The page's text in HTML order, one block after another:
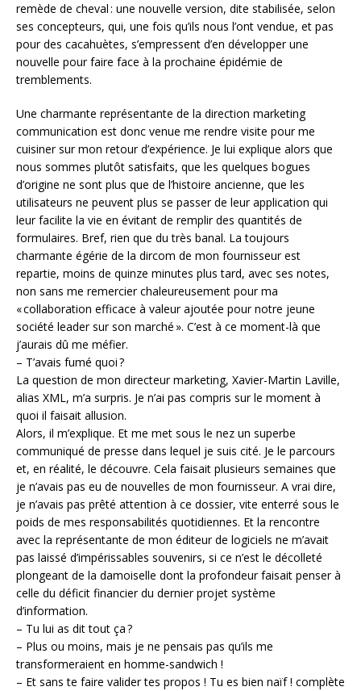
remède de cheval : une nouvelle version, dite stabilisée, selon
ses concepteurs, qui, une fois qu’ils nous l’ont vendue, et pas
pour des cacahuètes, s’empressent d’en développer une
nouvelle pour faire face à la prochaine épidémie de
tremblements.
Une charmante représentante de la direction marketing
communication est donc venue me rendre visite pour me
cuisiner sur mon retour d’expérience. Je lui explique alors que
nous sommes plutôt satisfaits, que les quelques bogues
d’origine ne sont plus que de l’histoire ancienne, que les
utilisateurs ne peuvent plus se passer de leur application qui
leur facilite la vie en évitant de remplir des quantités de
formulaires. Bref, rien que du très banal. La toujours
charmante égérie de la dircom de mon fournisseur est
repartie, moins de quinze minutes plus tard, avec ses notes,
non sans me remercier chaleureusement pour ma
« collaboration efficace à valeur ajoutée pour notre jeune
société leader sur son marché ». C’est à ce moment-là que
j’aurais dû me méfier.
– T’avais fumé quoi ?
La question de mon directeur marketing, Xavier-Martin Laville,
alias XML, m’a surpris. Je n’ai pas compris sur le moment à
quoi il faisait allusion.
Alors, il m’explique. Et me met sous le nez un superbe
communiqué de presse dans lequel je suis cité. Je le parcours
et, en réalité, le découvre. Cela faisait plusieurs semaines que
je n’avais pas eu de nouvelles de mon fournisseur. A vrai dire,
je n’avais pas prêté attention à ce dossier, vite enterré sous le
poids de mes responsabilités quotidiennes. Et la rencontre
avec la représentante de mon éditeur de logiciels ne m’avait
pas laissé d’impérissables souvenirs, si ce n’est le décolleté
plongeant de la damoiselle dont la profondeur faisait penser à
celle du déficit financier du dernier projet système
d’information.
– Tu lui as dit tout ça ?
– Plus ou moins, mais je ne pensais pas qu’ils me
transformeraient en homme-sandwich !
– Et sans te faire valider tes propos ! Tu es bien naïf ! complète